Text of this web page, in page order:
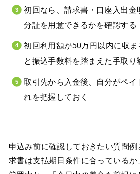
初回なら、請求書・口座入出金
分証を用意できるかを確認する
初回利用額が50万円以内に収
と振込手数料を踏まえた手取り
取引先から入金後、自分がペイ
れを把握しておく
申込み前に確認しておきたい質問
求書は支払期日条件に合っている